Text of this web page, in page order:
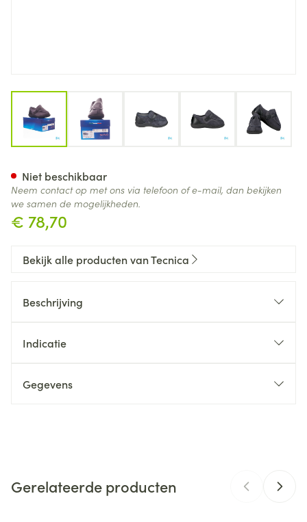
View larger imageView larger image
€ 78,70
Niet beschikbaar
Neem contact op met ons via telefoon of e-mail, dan bekijken
we samen de mogelijkheden.
Bekijk alle producten van Tecnica
Beschrijving
Indicatie
Gegevens
Merken Tecnica
Gerelateerde producten